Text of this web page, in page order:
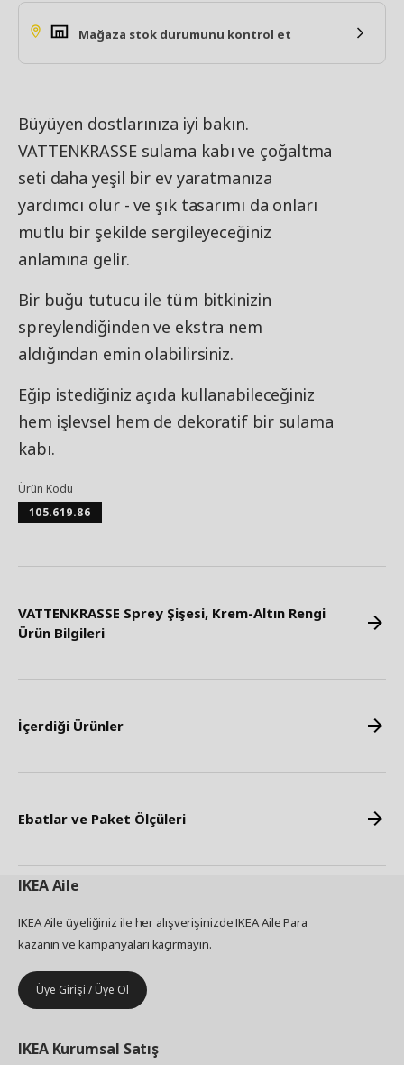
Mağaza stok durumunu kontrol et
Büyüyen dostlarınıza iyi bakın.
VATTENKRASSE sulama kabı ve çoğaltma
seti daha yeşil bir ev yaratmanıza
yardımcı olur - ve şık tasarımı da onları
mutlu bir şekilde sergileyeceğiniz
anlamına gelir.
Bir buğu tutucu ile tüm bitkinizin
spreylendiğinden ve ekstra nem
aldığından emin olabilirsiniz.
Eğip istediğiniz açıda kullanabileceğiniz
hem işlevsel hem de dekoratif bir sulama
kabı.
Ürün Kodu
105.619.86
VATTENKRASSE Sprey Şişesi, Krem-Altın Rengi
Ürün Bilgileri
İçerdiği Ürünler
Ebatlar ve Paket Ölçüleri
IKEAAile
IKEA Aile üyeliğiniz ile her alışverişinizde IKEA Aile Para
kazanın ve kampanyaları kaçırmayın.
Üye Girişi / Üye Ol
IKEA Kurumsal Satış